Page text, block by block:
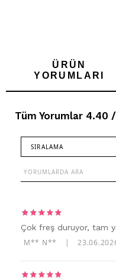
ÜRÜN
YORUMLARI
Tüm Yorumlar 4.40
SIRALAMA
Çok freş duruyor, tam
M** N** |